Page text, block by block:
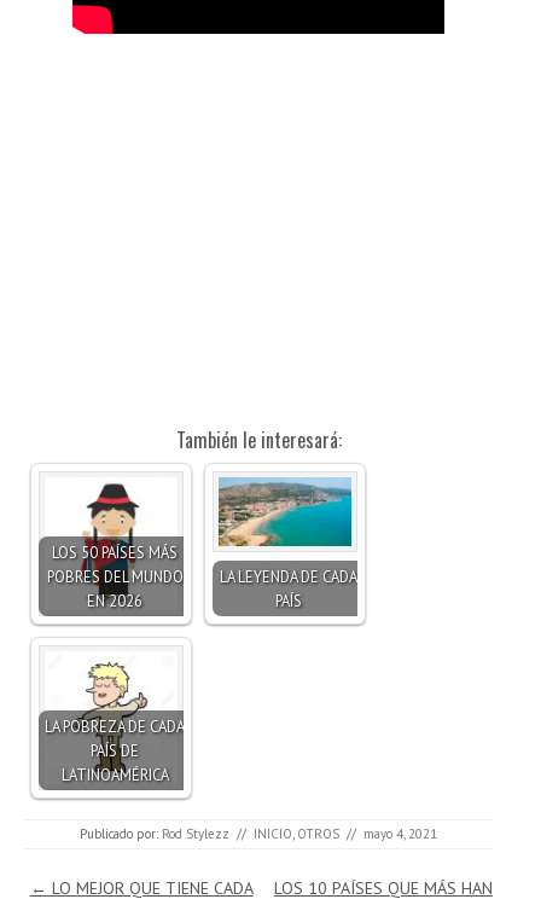
También le interesará:
LOS 50 PAÍSES MÁS
POBRES DEL MUNDO
EN 2026
LA LEYENDA DE CADA
PAÍS
LA POBREZA DE CADA
PAÍS DE
LATINOAMÉRICA
Publicado por: Rod Stylezz // INICIO OTROS // mayo 4, 2021
Navegación de entradas
← LO MEJOR QUE TIENE CADA
LOS 10 PAÍSES QUE MÁS HAN